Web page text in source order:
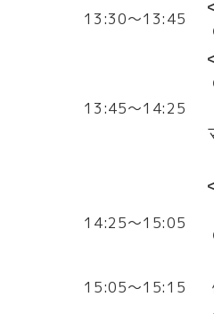
13:30～13:45
13:45～14:25
14:25～15:05
15:05～15:15